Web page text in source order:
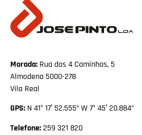
Morada: Rua dos 4 Caminhos, 5
Almodena 5000-278
Vila Real
GPS: N 41° 17′ 52.555” W 7° 45′ 20.884”
Telefone:259 321 820